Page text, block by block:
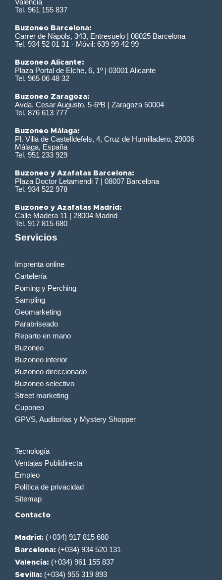
Valencia
Tel. 961 155 837
Buzoneo Barcelona:
Carrer de Nàpols, 343, Entresuelo | 08025 Barcelona
Tel. 934 52 01 31 · Móvil: 639 99 42 99
Buzoneo Alicante:
Plaza Portal de Elche, 6, 1º | 03001 Alicante
Tel. 965 06 48 32
Buzoneo Zaragoza:
Avda. Cesar Augusto, 5-6ºB | Zaragoza 50004
Tel. 876 613 777
Buzoneo Málaga:
Pl. Villa de Castelldefels, 4, Cruz de Humilladero, 29006
Málaga, España
Tel. 951 233 929
Buzoneo y Azafatas Barcelona:
Plaza Doctor Letamendi 7 | 08007 Barcelona
Tel. 934 522 978
Buzoneo y Azafatas Madrid:
Calle Madera 11 | 28004 Madrid
Tel. 917 815 680
Servicios
Imprenta online
Cartelería
Poming y Perching
Sampling
Geomarketing
Parabriseado
Reparto en mano
Buzoneo
Buzoneo interior
Buzoneo direccionado
Buzoneo selectivo
Street marketing
Cuponeo
GPVS, Auditorías y Mystery Shopper
Tecnología
Ventajas Publidirecta
Empleo
Política de privacidad
Sitemap
Contacto
Madrid: (+034) 917 815 680
Barcelona: (+034) 934 520 131
Valencia: (+034) 961 155 837
Sevilla: (+034) 955 319 893